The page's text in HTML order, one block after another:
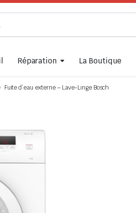
Réparation La Boutique
Fuite d’eau externe – Lave-Linge Bosch